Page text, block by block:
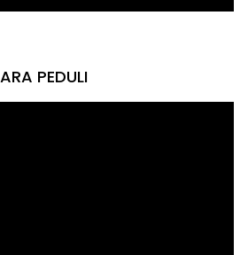
PEDULI